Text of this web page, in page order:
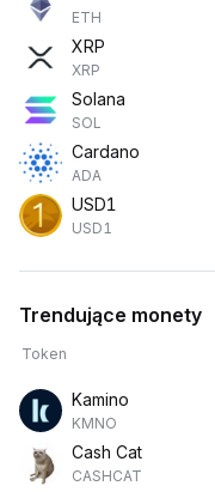
ETH
XRP
XRP
Solana
SOL
Cardano
ADA
USD1
USD1
Trendujące monety
Token
Kamino
KMNO
Cash Cat
CASHCAT